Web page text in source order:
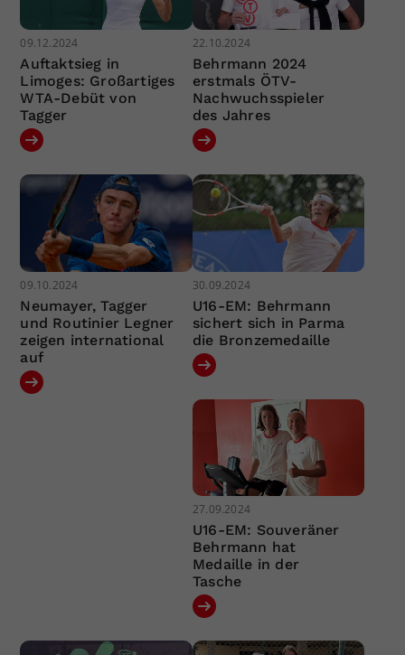
09.12.2024
Auftaktsieg in
Limoges: Großartiges
WTA-Debüt von
Tagger
22.10.2024
Behrmann 2024
erstmals ÖTV-
Nachwuchsspieler
des Jahres
09.10.2024
Neumayer, Tagger
und Routinier Legner
zeigen international
auf
30.09.2024
U16-EM: Behrmann
sichert sich in Parma
die Bronzemedaille
27.09.2024
U16-EM: Souveräner
Behrmann hat
Medaille in der
Tasche